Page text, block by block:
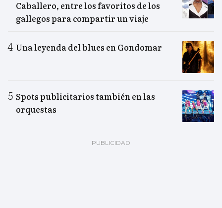
Caballero, entre los favoritos de los
gallegos para compartir un viaje
Una leyenda del blues en Gondomar
Spots publicitarios también en las
orquestas